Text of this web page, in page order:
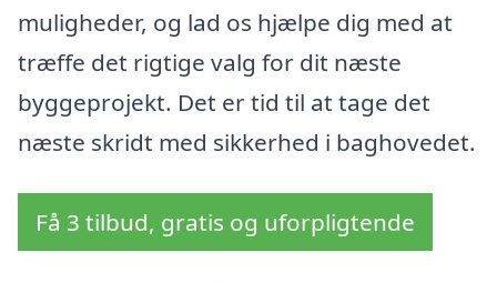
muligheder, og lad os hjælpe dig med at
træffe det rigtige valg for dit næste
byggeprojekt. Det er tid til at tage det
næste skridt med sikkerhed i baghovedet.
Få 3 tilbud, gratis og uforpligtende